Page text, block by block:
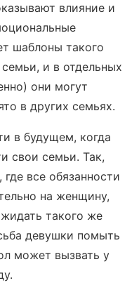
влияние и
шаблоны такого
и в отдельных
они могут
в других семьях.
в будущем, когда
свои семьи. Так,
все обязанности
на женщину,
такого же
девушки помыть
может вызвать у